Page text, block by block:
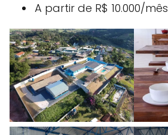
A partir de R$ 10.000/mês